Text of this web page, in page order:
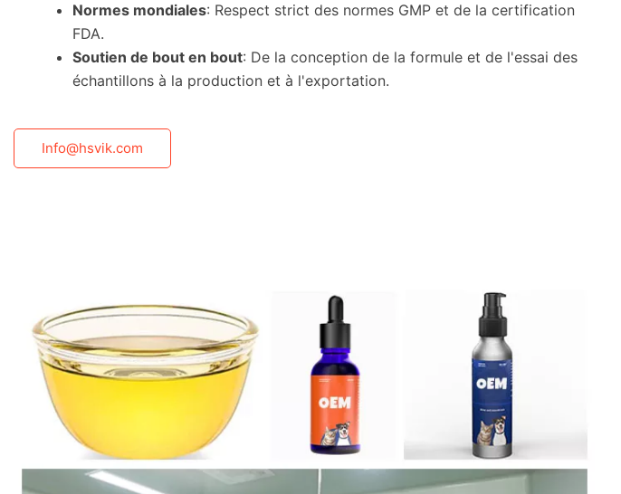
Normes mondiales: Respect strict des normes GMP et de la certification
FDA.
Soutien de bout en bout: De la conception de la formule et de l'essai des
échantillons à la production et à l'exportation.
Info@hsvik.com